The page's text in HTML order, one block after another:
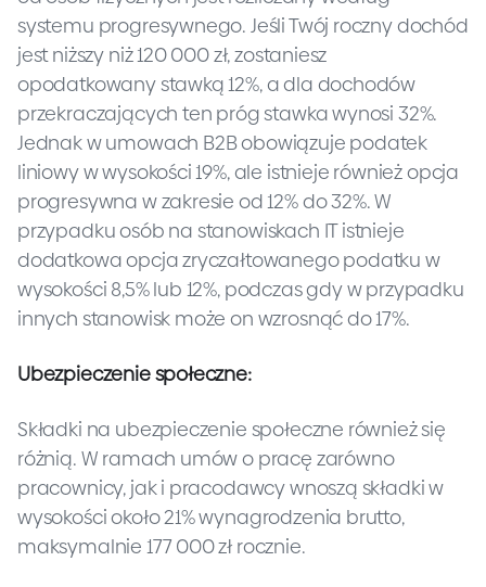
systemu progresywnego. Jeśli Twój roczny dochód
jest niższy niż 120 000 zł, zostaniesz
opodatkowany stawką 12%, a dla dochodów
przekraczających ten próg stawka wynosi 32%.
Jednak w umowach B2B obowiązuje podatek
liniowy w wysokości 19%, ale istnieje również opcja
progresywna w zakresie od 12% do 32%. W
przypadku osób na stanowiskach IT istnieje
dodatkowa opcja zryczałtowanego podatku w
wysokości 8,5% lub 12%, podczas gdy w przypadku
innych stanowisk może on wzrosnąć do 17%.
Ubezpieczenie społeczne:
Składki na ubezpieczenie społeczne również się
różnią. W ramach umów o pracę zarówno
pracownicy, jak i pracodawcy wnoszą składki w
wysokości około 21% wynagrodzenia brutto,
maksymalnie 177 000 zł rocznie.